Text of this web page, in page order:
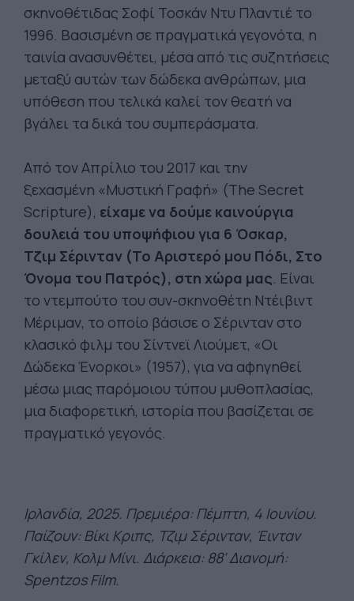
σκηνοθέτιδας Σοφί Τοσκάν Ντυ Πλαντιέ το
1996. Βασισμένη σε πραγματικά γεγονότα, η
ταινία ανασυνθέτει, μέσα από τις συζητήσεις
μεταξύ αυτών των δώδεκα ανθρώπων, μια
υπόθεση που τελικά καλεί τον θεατή να
βγάλει τα δικά του συμπεράσματα.
Από τον Απρίλιο του 2017 και την
ξεχασμένη «Μυστική Γραφή» (The Secret
Scripture), είχαμε να δούμε καινούργια
δουλειά του υποψήφιου για 6 Όσκαρ,
Τζιμ Σέρινταν (Το Αριστερό μου Πόδι, Στο
Όνομα του Πατρός), στη χώρα μας . Είναι
το ντεμπούτο του συν-σκηνοθέτη Ντέιβιντ
Μέριμαν, το οποίο βάσισε ο Σέρινταν στο
κλασικό φιλμ του Σίντνεϊ Λιούμετ, «Οι
Δώδεκα Ένορκοι» (1957), για να αφηγηθεί
μέσω μιας παρόμοιου τύπου μυθοπλασίας,
μια διαφορετική, ιστορία που βασίζεται σε
πραγματικό γεγονός.
Ιρλανδία, 2025. Πρεμιέρα: Πέμπτη, 4 Ιουνίου.
Παίζουν: Βίκι Κριπς, Τζιμ Σέρινταν, Έινταν
Γκίλεν, Κολμ Μίνι. Διάρκεια: 88' Διανομή:
Spentzos Film.